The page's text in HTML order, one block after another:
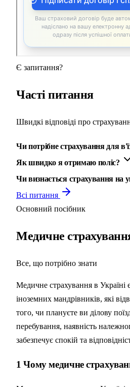
Є запитання?
Часті питання
Швидкі відповіді про
Чи потрібне страхування для
Як швидко я отримаю поліс?
Чи визнається страхування на
Всі питання
Основний посібник
Медичне
Все, що потрібно знати
Медичне страхування в
іноземних мандрівників, які
того, чи плануєте ви ділову
перебування, наявність
забезпечує спокій та
1Чому медичне